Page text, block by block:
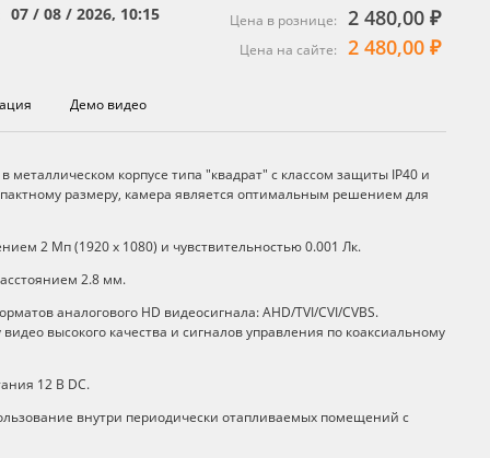
07 / 08 / 2026, 10:15 Цена в рознице: 2 480,00 ₽
Цена на сайте: 2 480,00 ₽
Демо видео
корпусе типа "квадрат" с классом защиты IP40 и
размеру, камера является оптимальным решением для
2 Мп (1920 х 1080) и чувствительностью 0.001 Лк.
2.8 мм.
аналогового HD видеосигнала: AHD/TVI/CVI/CVBS.
высокого качества и сигналов управления по коаксиальному
12 B DC.
внутри периодически отапливаемых помещений с